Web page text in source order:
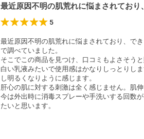
最近原因不明の肌荒れに悩まされてお
5
最近原因不明の肌荒れに悩まされており、で
で調べていました。
そこでこの商品を見つけ、口コミもよさそう
白い乳液みたいで使用感はかなりしっとりし
し明るくなりように感じます。
肝心の肌に対する刺激は全く感じません。肌
今は外出時に消毒スプレーや手洗いする回数
たいと思います。